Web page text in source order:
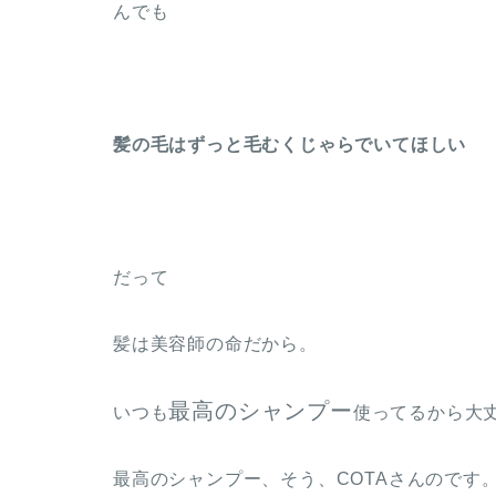
んでも
髪の毛はずっと毛むくじゃらでいてほしい
だって
髪は美容師の命だから。
いつも最高のシャンプー使ってるから大
最高のシャンプー、そう、COTAさんのです。